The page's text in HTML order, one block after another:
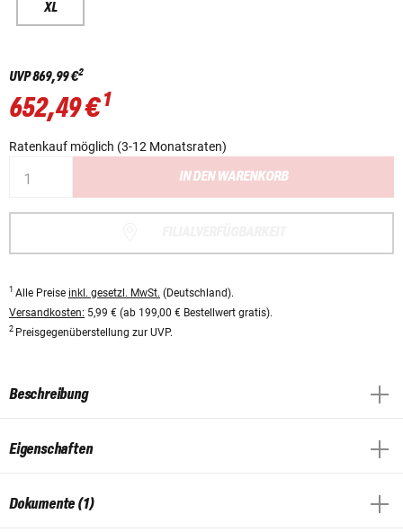
XL
UVP869,99 €2
652,49 €1
Ratenkauf möglich (3-12 Monatsraten)
IN DEN WARENKORB
1 Alle Preise inkl. gesetzl. MwSt. (Deutschland).
Versandkosten: 5,99 € (ab 199,00 € Bestellwert gratis).
2 Preisgegenüberstellung zur UVP.
Beschreibung
Eigenschaften
Dokumente (1)